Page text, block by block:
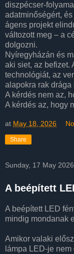
diszpécser-
adatminőségért,
ágens projekt
változott meg – a
dolgozni.
Nyíregyházán és
aki siet, az befizet.
technológiát, az
alapokra rak drága
A kérdés nem az,
A kérdés az, hogy
at May 18, 2026
Share
Sunday, 17 May 2026
A beépített
A beépített LED
mindig mondanak el
Amikor valaki
lámpa LED-je